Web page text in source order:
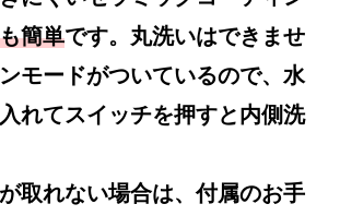
簡単です。丸洗いはできませ
モードがついているので、水
れてスイッチを押すと内側洗
取れない場合は、付属のお手